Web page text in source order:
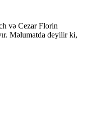
və Cezar Florin
Məlumatda deyilir ki,